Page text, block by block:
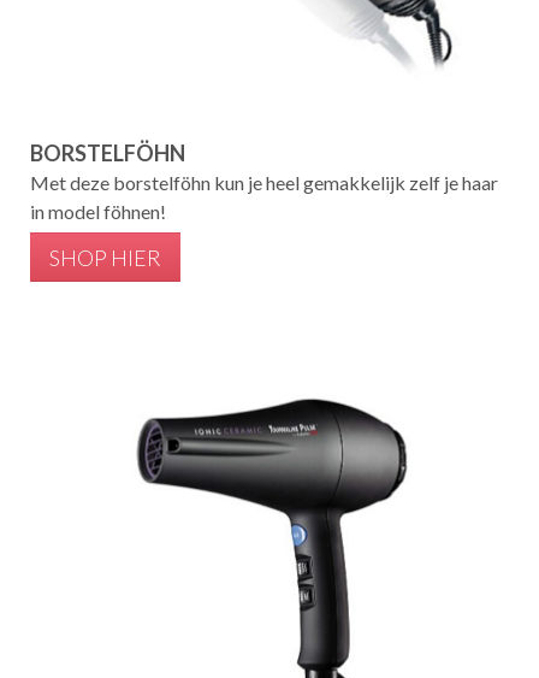
BORSTELFÖHN
Met deze borstelföhn kun je heel gemakkelijk zelf je haar
in model föhnen!
SHOP HIER